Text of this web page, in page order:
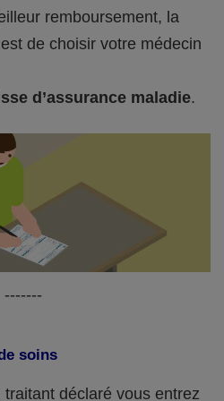
remboursement, la
de choisir votre médecin
d’assurance maladie.
-------
soins
déclaré vous entrez